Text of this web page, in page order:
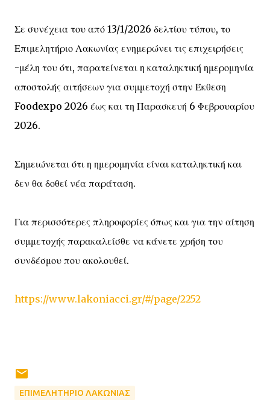
Σε συνέχεια του από 13/1/2026 δελτίου τύπου, το
Επιμελητήριο Λακωνίας ενημερώνει τις επιχειρήσεις
-μέλη του ότι, παρατείνεται η καταληκτική ημερομηνία
αποστολής αιτήσεων για συμμετοχή στην Έκθεση
Foodexpo 2026 έως και τη Παρασκευή 6 Φεβρουαρίου
2026.
Σημειώνεται ότι η ημερομηνία είναι καταληκτική και
δεν θα δοθεί νέα παράταση.
Για περισσότερες πληροφορίες όπως και για την αίτηση
συμμετοχής παρακαλείσθε να κάνετε χρήση του
συνδέσμου που ακολουθεί.
https://www.lakoniacci.gr/#/page/2252
ΕΠΙΜΕΛΗΤΗΡΙΟ ΛΑΚΩΝΙΑΣ